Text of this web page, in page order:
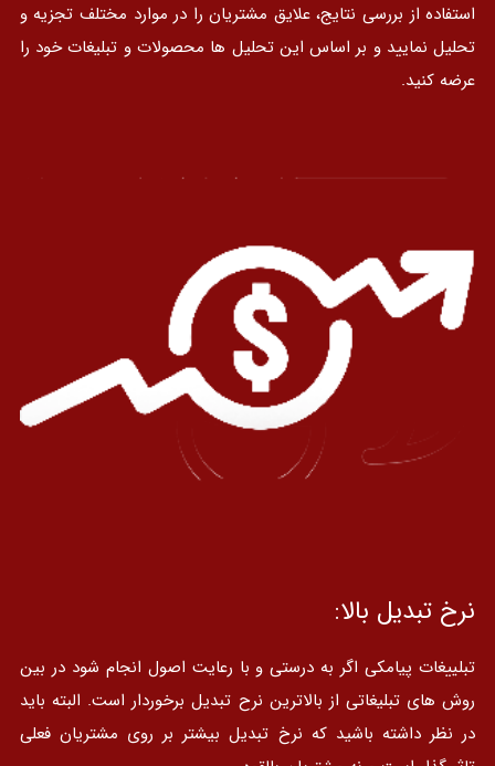
استفاده از بررسی نتایج، علایق مشتریان را در موارد مختلف تجزیه و
تحلیل نمایید و بر اساس این تحلیل ها محصولات و تبلیغات خود را
عرضه کنید.
نرخ تبدیل بالا:
تبلییغات پیامکی اگر به درستی و با رعایت اصول انجام شود در بین
روش های تبلیغاتی از بالاترین نرح تبدیل برخوردار است. البته باید
در نظر داشته باشید که نرخ تبدیل بیشتر بر روی مشتریان فعلی